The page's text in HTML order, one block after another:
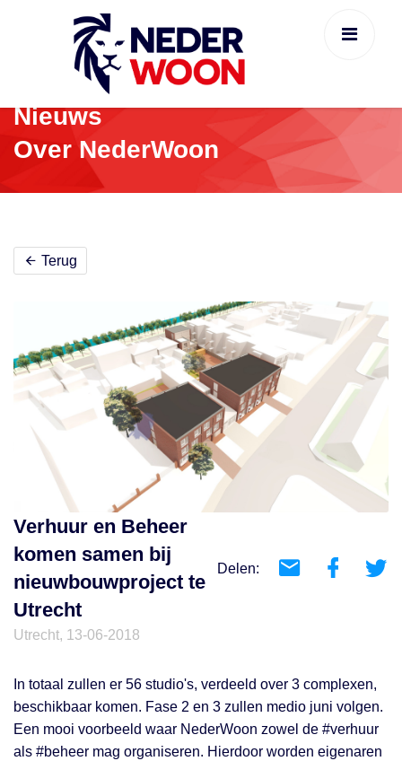
Nieuws
Over NederWoon
Terug
Verhuur en Beheer
komen samen bij
nieuwbouwproject te
Utrecht
Delen:
Utrecht, 13-06-2018
In totaal zullen er 56 studio's, verdeeld over 3 complexen,
beschikbaar komen. Fase 2 en 3 zullen medio juni volgen.
Een mooi voorbeeld waar NederWoon zowel de #verhuur
als #beheer mag organiseren. Hierdoor worden eigenaren